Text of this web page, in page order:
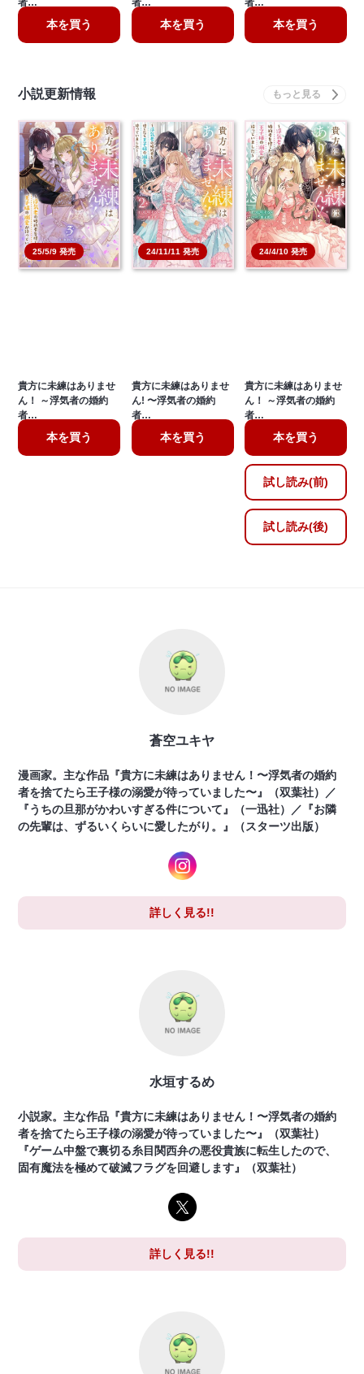
本を買う 本を買う 本を買う
小説更新情報
25/5/9 発売
貴方に未練はありませ
ん！ ～浮気者の婚約
者…
本を買う
24/11/11 発売
貴方に未練はありませ
ん! 〜浮気者の婚約
者…
本を買う
24/4/10 発売
貴方に未練はありませ
ん！ ～浮気者の婚約
者…
本を買う
試し読み(前)
試し読み(後)
蒼空ユキヤ
漫画家。主な作品『貴方に未練はありません！〜浮気者の婚約
者を捨てたら王子様の溺愛が待っていました〜』（双葉社）／
『うちの旦那がかわいすぎる件について』（一迅社）／『お隣
の先輩は、ずるいくらいに愛したがり。』（スターツ出版）
詳しく見る!!
水垣するめ
小説家。主な作品『貴方に未練はありません！〜浮気者の婚約
者を捨てたら王子様の溺愛が待っていました〜』（双葉社）
『ゲーム中盤で裏切る糸目関西弁の悪役貴族に転生したので、
固有魔法を極めて破滅フラグを回避します』（双葉社）
詳しく見る!!